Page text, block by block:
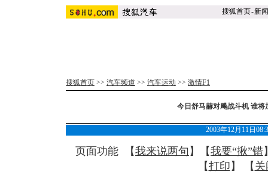
搜狐首页-新闻
搜狐首页 >> 汽车频道 >> 汽车运动 >> 激情F1
今日舒马赫对飚战斗机 谁将
2003年12月11日
页面功能 【我来说两句 】【我要“揪”错
【打印 】 【 关